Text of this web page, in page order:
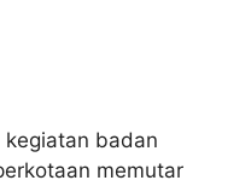
badan
memutar